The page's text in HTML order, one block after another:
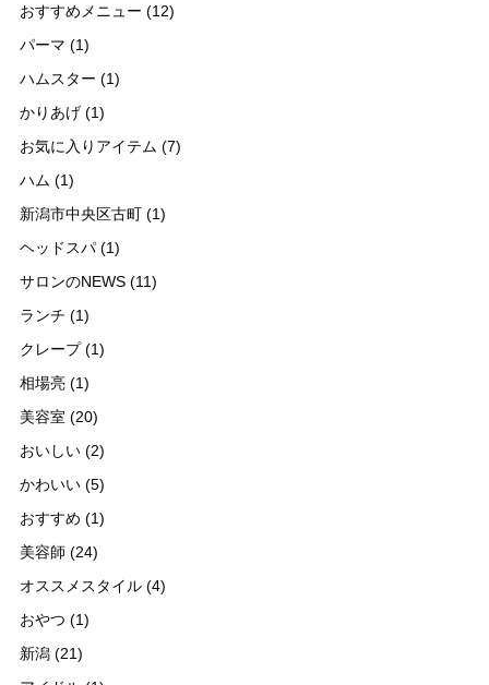
おすすめメニュー (12)
パーマ (1)
ハムスター (1)
かりあげ (1)
お気に入りアイテム (7)
ハム (1)
新潟市中央区古町 (1)
ヘッドスパ (1)
サロンのNEWS (11)
ランチ (1)
クレープ(1)
相場亮 (1)
美容室 (20)
おいしい (2)
かわいい (5)
おすすめ (1)
美容師 (24)
オススメスタイル (4)
おやつ (1)
新潟 (21)